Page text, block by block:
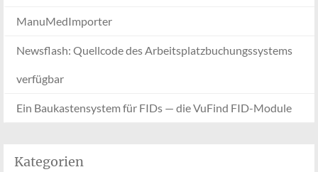
ManuMedImporter
Newsflash: Quellcode des Arbeitsplatzbuchungssystems
verfügbar
Ein Baukastensystem für FIDs — die VuFind FID-Module
Kategorien